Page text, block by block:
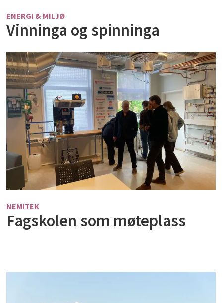
ENERGI & MILJØ
Vinninga og spinninga
NEMITEK
Fagskolen som møteplass